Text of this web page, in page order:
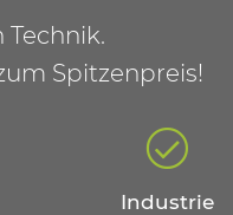
Spitzenpreis!
Industrie